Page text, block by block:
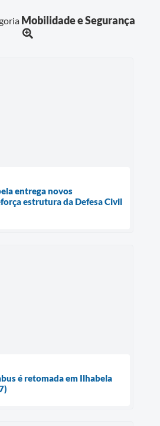
Mobilidade e Segurança
entrega novos
estrutura da Defesa Civil
é retomada em Ilhabela